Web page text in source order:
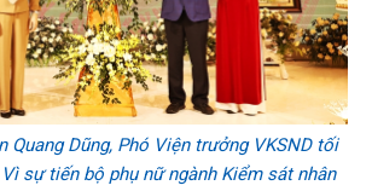
Quang Dũng, Phó Viện trưởng VKSND tối
sự tiến bộ phụ nữ ngành Kiểm sát nhân